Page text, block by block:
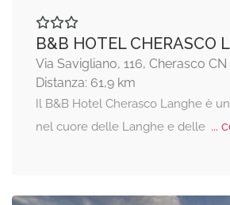
B&B HOTEL CHERASCO
Via Savigliano, 116, Cherasco CN
Distanza: 61,9 km
Il B&B Hotel Cherasco Langhe è
nel cuore delle Langhe e delle...